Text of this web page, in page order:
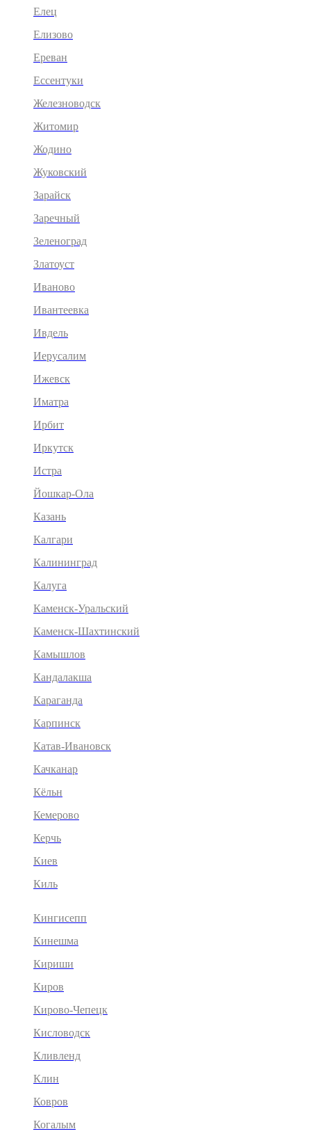
Елец
Елизово
Ереван
Ессентуки
Железноводск
Житомир
Жодино
Жуковский
Зарайск
Заречный
Зеленоград
Златоуст
Иваново
Ивантеевка
Ивдель
Иерусалим
Ижевск
Иматра
Ирбит
Иркутск
Истра
Йошкар-Ола
Казань
Калгари
Калининград
Калуга
Каменск-Уральский
Каменск-Шахтинский
Камышлов
Кандалакша
Караганда
Карпинск
Катав-Ивановск
Качканар
Кёльн
Кемерово
Керчь
Киев
Киль
Кингисепп
Кинешма
Кириши
Киров
Кирово-Чепецк
Кисловодск
Кливленд
Клин
Ковров
Когалым